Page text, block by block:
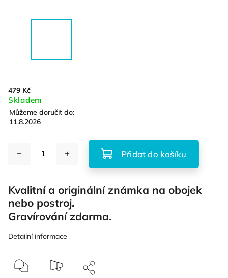
479 Kč
Skladem
Můžeme doručit do:
11.8.2026
Přidat do košíku
Kvalitní a originální známka na obojek
nebo postroj.
Gravírování zdarma.
Detailní informace